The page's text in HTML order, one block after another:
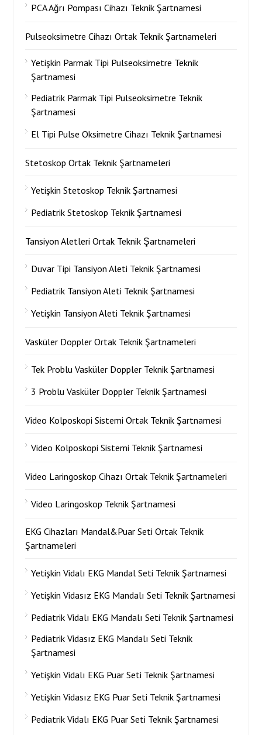
PCA Ağrı Pompası Cihazı Teknik Şartnamesi
Pulseoksimetre Cihazı Ortak Teknik Şartnameleri
Yetişkin Parmak Tipi Pulseoksimetre Teknik
Şartnamesi
Pediatrik Parmak Tipi Pulseoksimetre Teknik
Şartnamesi
El Tipi Pulse Oksimetre Cihazı Teknik Şartnamesi
Stetoskop Ortak Teknik Şartnameleri
Yetişkin Stetoskop Teknik Şartnamesi
Pediatrik Stetoskop Teknik Şartnamesi
Tansiyon Aletleri Ortak Teknik Şartnameleri
Duvar Tipi Tansiyon Aleti Teknik Şartnamesi
Pediatrik Tansiyon Aleti Teknik Şartnamesi
Yetişkin Tansiyon Aleti Teknik Şartnamesi
Vasküler Doppler Ortak Teknik Şartnameleri
Tek Problu Vasküler Doppler Teknik Şartnamesi
3 Problu Vasküler Doppler Teknik Şartnamesi
Video Kolposkopi Sistemi Ortak Teknik Şartnamesi
Video Kolposkopi Sistemi Teknik Şartnamesi
Video Laringoskop Cihazı Ortak Teknik Şartnameleri
Video Laringoskop Teknik Şartnamesi
EKG Cihazları Mandal&Puar Seti Ortak Teknik
Şartnameleri
Yetişkin Vidalı EKG Mandal Seti Teknik Şartnamesi
Yetişkin Vidasız EKG Mandalı Seti Teknik Şartnamesi
Pediatrik Vidalı EKG Mandalı Seti Teknik Şartnamesi
Pediatrik Vidasız EKG Mandalı Seti Teknik
Şartnamesi
Yetişkin Vidalı EKG Puar Seti Teknik Şartnamesi
Yetişkin Vidasız EKG Puar Seti Teknik Şartnamesi
Pediatrik Vidalı EKG Puar Seti Teknik Şartnamesi